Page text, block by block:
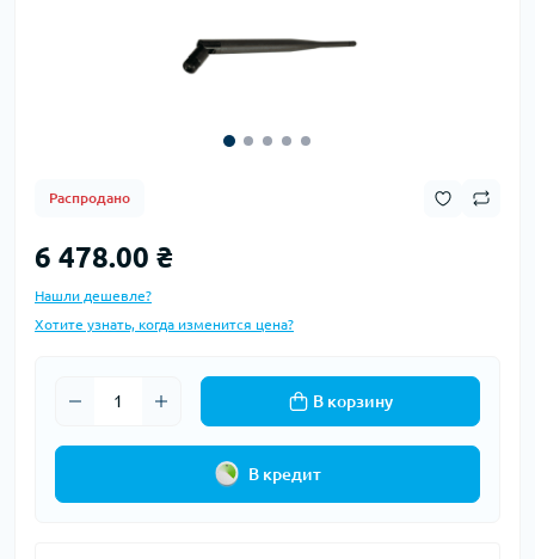
Распродано
6 478.00 ₴
Нашли дешевле?
Хотите узнать, когда изменится цена?
В корзину
В кредит